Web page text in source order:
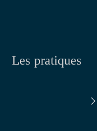
Les pratiques